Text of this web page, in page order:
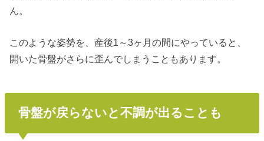
ん。
このような姿勢を、産後1～3ヶ月の間にやっていると、
開いた骨盤がさらに歪んでしまうこともあります。
骨盤が戻らないと不調が出ることも